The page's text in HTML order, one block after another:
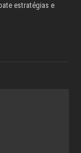
estratégias e